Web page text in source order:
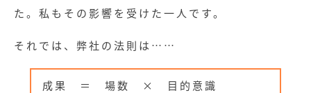
た。私もその影響を受けた一人です。
それでは、弊社の法則は……
成果 ＝ 場数 × 目的意識